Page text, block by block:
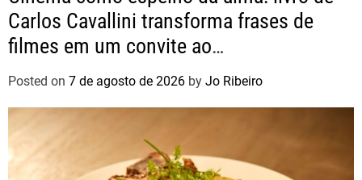
Carlos Cavallini transforma frases de
filmes em um convite ao
autoconhecimento
Posted on 7 de agosto de 2026 by Jo Ribeiro